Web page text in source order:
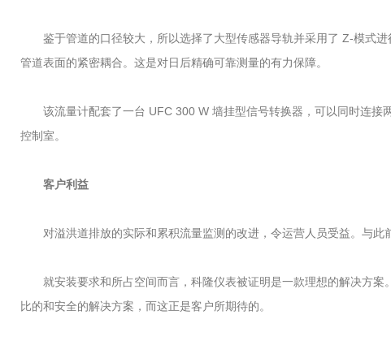
鉴于管道的口径较大，所以选择了大型传感器导轨并采用了 Z-模式进
管道表面的紧密耦合。这是对日后精确可靠测量的有力保障。
该流量计配套了一台 UFC 300 W 墙挂型信号转换器，可以同时连接
控制室。
客户利益
对溢洪道排放的实际和累积流量监测的改进，令运营人员受益。与此
就安装要求和所占空间而言，科隆仪表被证明是一款理想的解决方案。
比的和安全的解决方案，而这正是客户所期待的。